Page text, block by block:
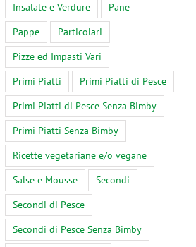
Insalate e Verdure
Pane
Pappe
Particolari
Pizze ed Impasti Vari
Primi Piatti
Primi Piatti di Pesce
Primi Piatti di Pesce Senza Bimby
Primi Piatti Senza Bimby
Ricette vegetariane e/o vegane
Salse e Mousse
Secondi
Secondi di Pesce
Secondi di Pesce Senza Bimby